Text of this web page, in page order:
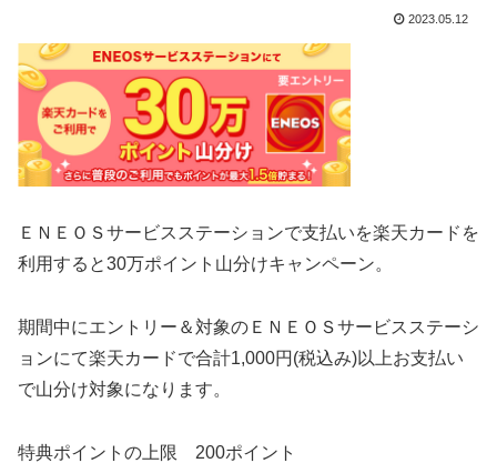
2023.05.12
ＥＮＥＯＳサービスステーションで支払いを楽天カードを
利用すると30万ポイント山分けキャンペーン。
期間中にエントリー＆対象のＥＮＥＯＳサービスステーシ
ョンにて楽天カードで合計1,000円(税込み)以上お支払い
で山分け対象になります。
特典ポイントの上限 200ポイント